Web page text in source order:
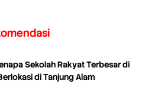
Sekolah Rakyat Terbesar di
di Tanjung Alam